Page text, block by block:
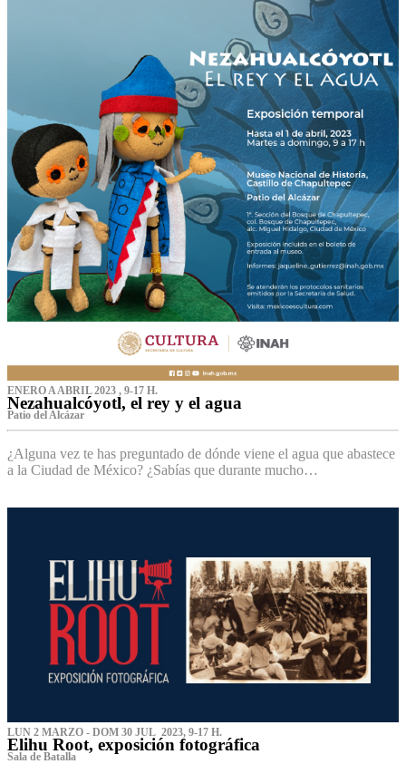
ENERO A ABRIL 2023 , 9-17 H.
Nezahualcóyotl, el rey y el agua
Patio del Alcázar
¿Alguna vez te has preguntado de dónde viene el agua que abastece
a la Ciudad de México? ¿Sabías que durante mucho…
LUN 2 MARZO - DOM 30 JUL 2023, 9-17 H.
Elihu Root, exposición fotográfica
Sala de Batalla